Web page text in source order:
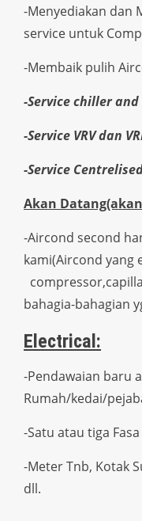
-Menyediakan dan
service untuk
-Membaik pulih
-Service chiller
-Service VRV dan
-Service
Akan
-Aircond second
kami(Aircond yang
bahagia-bahagian
Electrical:
-Pendawaian baru
Rumah/kedai/
-Satu atau tiga Fasa
-Meter Tnb, Kotak
dll.